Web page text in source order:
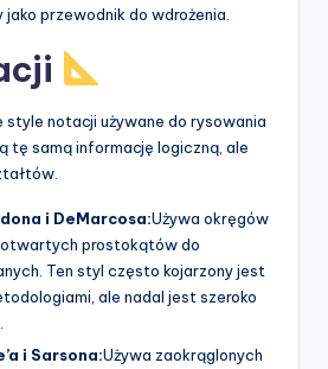
jako przewodnik do wdrożenia.
style notacji używane do rysowania
tę samą informację logiczną, ale
i DeMarcosa:Używa okręgów
prostokątów do
Ten styl często kojarzony jest
ale nadal jest szeroko
i Sarsona:Używa zaokrąglonych